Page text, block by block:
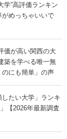
学”高評価ランキン
めっちゃいいで
価が高い関西の大
築を学べる唯一無
のにも簡単」の声
したい大学」ランキ
【2026年最新調査